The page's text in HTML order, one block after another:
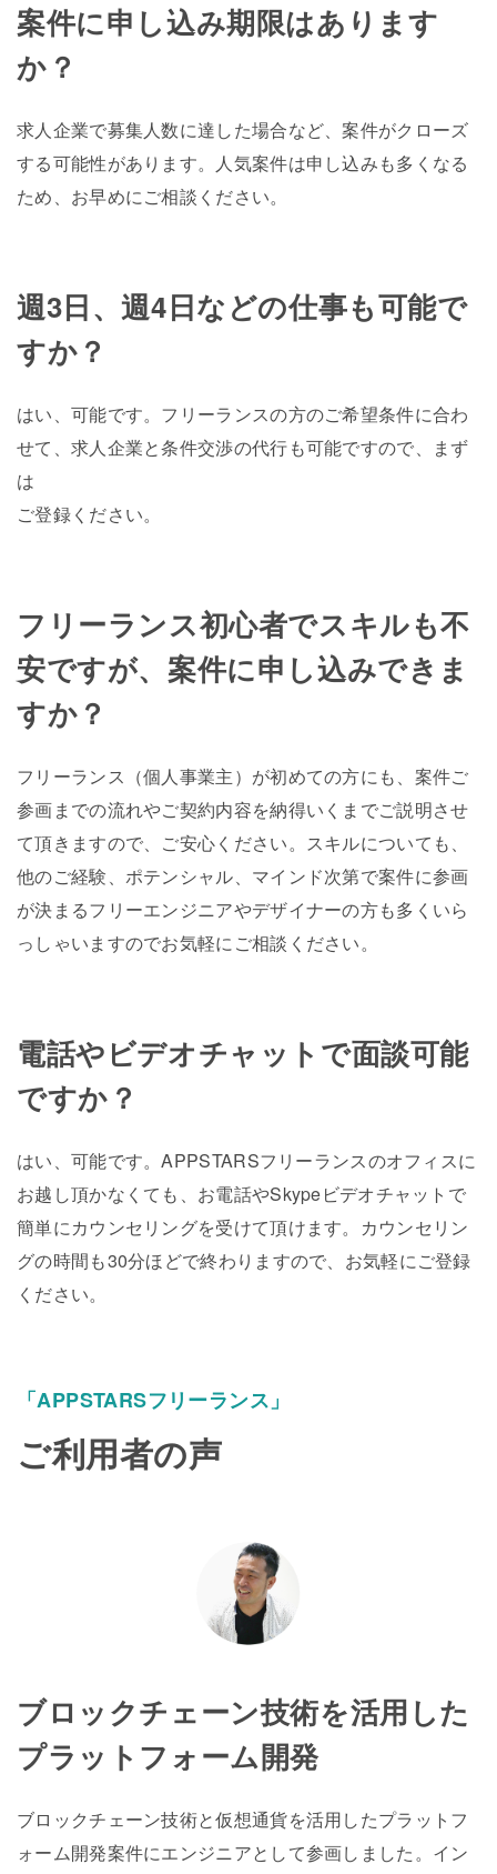
案件に申し込み期限はあります
か？
求人企業で募集人数に達した場合など、案件がクローズ
する可能性があります。人気案件は申し込みも多くなる
ため、お早めにご相談ください。
週3日、週4日などの仕事も可能で
すか？
はい、可能です。フリーランスの方のご希望条件に合わ
せて、求人企業と条件交渉の代行も可能ですので、まず
は
ご登録ください。
フリーランス初心者でスキルも不
安ですが、案件に申し込みできま
すか？
フリーランス（個人事業主）が初めての方にも、案件ご
参画までの流れやご契約内容を納得いくまでご説明させ
て頂きますので、ご安心ください。スキルについても、
他のご経験、ポテンシャル、マインド次第で案件に参画
が決まるフリーエンジニアやデザイナーの方も多くいら
っしゃいますのでお気軽にご相談ください。
電話やビデオチャットで面談可能
ですか？
はい、可能です。APPSTARSフリーランスのオフィスに
お越し頂かなくても、お電話やSkypeビデオチャットで
簡単にカウンセリングを受けて頂けます。カウンセリン
グの時間も30分ほどで終わりますので、お気軽にご登録
ください。
「APPSTARSフリーランス」
ご利用者の声
ブロックチェーン技術を活用した
プラットフォーム開発
ブロックチェーン技術と仮想通貨を活用したプラットフ
ォーム開発案件にエンジニアとして参画しました。イン